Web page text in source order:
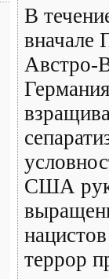
В
вначале
Австро-
США
террор